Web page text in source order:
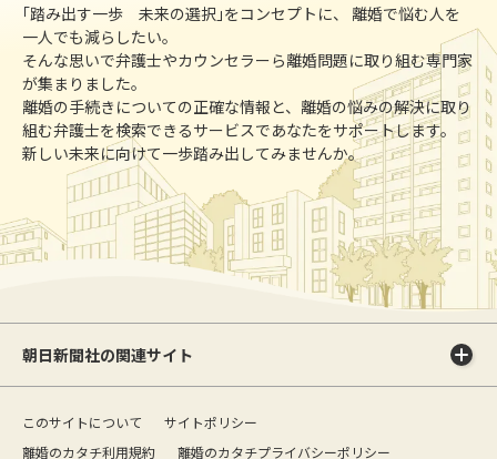
｢踏み出す一歩 未来の選択｣をコンセプトに、 離婚で悩む人を
一人でも減らしたい。
そんな思いで弁護士やカウンセラーら離婚問題に取り組む専門家
が集まりました。
離婚の手続きについての正確な情報と、離婚の悩みの解決に取り
組む弁護士を検索できるサービスであなたをサポートします。
新しい未来に向けて一歩踏み出してみませんか。
朝日新聞社の関連サイト
このサイトについて
サイトポリシー
離婚のカタチ利用規約
離婚のカタチプライバシーポリシー